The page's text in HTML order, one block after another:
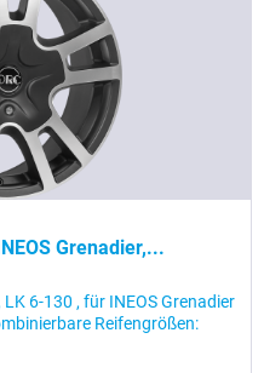
Grenadier,...
6-130 , für INEOS Grenadier
Reifengrößen: